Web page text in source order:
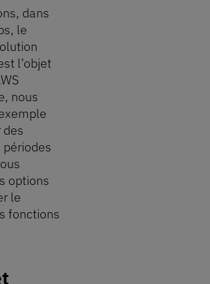
dans
le
l’objet
nous
des
périodes
options
le
fonctions